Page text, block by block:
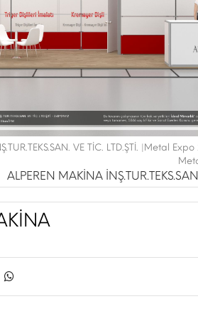
VE TİC. LTD.ŞTİ. |Metal
ALPEREN MAKİNA